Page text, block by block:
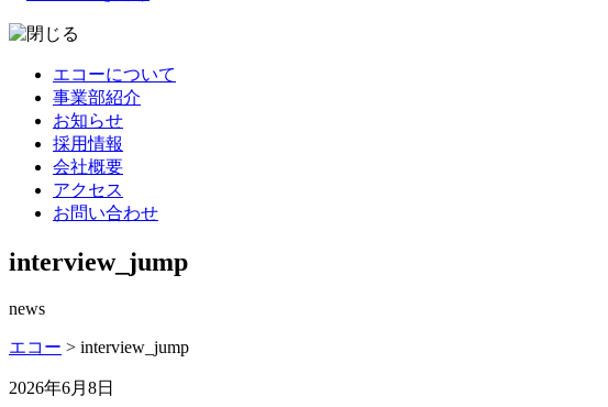
エコーについて
事業部紹介
お知らせ
採用情報
会社概要
アクセス
お問い合わせ
interview_jump
news
エコー > interview_jump
2026年6月8日